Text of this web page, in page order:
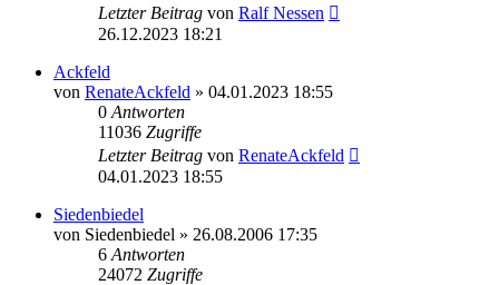
Letzter Beitrag von Ralf Nessen
26.12.2023 18:21
Ackfeld
von RenateAckfeld » 04.01.2023 18:55
0 Antworten
11036 Zugriffe
Letzter Beitrag von RenateAckfeld
04.01.2023 18:55
Siedenbiedel
von Siedenbiedel » 26.08.2006 17:35
6 Antworten
24072 Zugriffe